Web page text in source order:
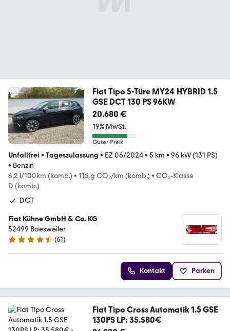
Fiat Tipo 5-Türe MY24 HYBRID 1.5
GSE DCT 130 PS 96KW
20.680 €
19% MwSt.
Guter Preis
Unfallfrei • Tageszulassung • EZ 06/2024• 5 km • 96 kW (131 PS)
• Benzin
6,2 l/100km (komb.) • 115 g CO₂/km (komb.) • CO₂-Klasse
D (komb.)
DCT
Fiat Kühne GmbH & Co. KG
52499 Baesweiler
4.3 Sterne
(61)
Kontakt Parken
Fiat Tipo Cross Automatik 1.5 GSE
130PS LP: 35.580€